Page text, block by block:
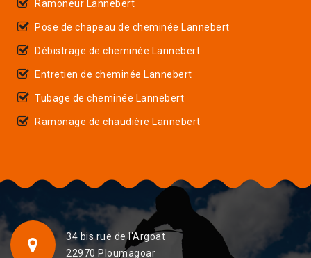
Ramoneur Lannebert
Pose de chapeau de cheminée Lannebert
Débistrage de cheminée Lannebert
Entretien de cheminée Lannebert
Tubage de cheminée Lannebert
Ramonage de chaudière Lannebert
34 bis rue de l'Argoat
22970 Ploumagoar